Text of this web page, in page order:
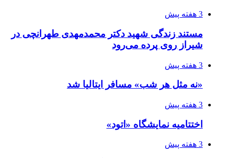
3 هفته پیش
مستند زندگی شهید دکتر محمدمهدی طهرانچی در
شیراز روی پرده می‌رود
3 هفته پیش
«نه مثل هر شب» مسافر ایتالیا شد
3 هفته پیش
اختتامیه نمایشگاه «اتود»
3 هفته پیش